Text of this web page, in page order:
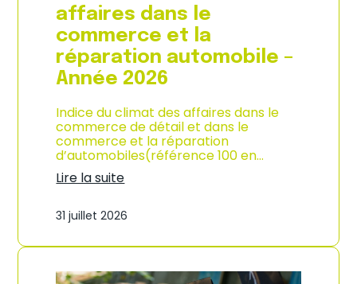
s
o
m
m
a
t
o
n
à
L
R
u
n
o
n
affaires dans le
commerce et la
réparation automobile –
Année 2026
Indice du climat des affaires dans le
commerce de détail et dans le
commerce et la réparation
d’automobiles(référence 100 en…
Lire la suite
n
i
e
31 juillet 2026